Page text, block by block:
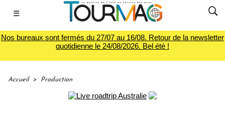
☰
Nos bureaux sont fermés du 27/07 au 16/08. Retour de la newsletter
quotidienne le 24/08/2026. Bel été !
Accueil > Production